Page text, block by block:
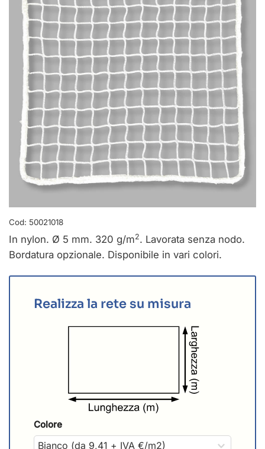
Cod: 50021018
In nylon. Ø 5 mm. 320 g/m2. Lavorata senza nodo.
Bordatura opzionale. Disponibile in vari colori.
Realizza la rete su misura
Colore